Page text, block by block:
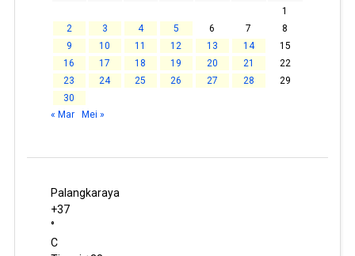
1
2
3 4 5 6 7
8
9
10 11 12 13 14
15
16
17 18 19 20 21
22
23
24 25 26 27 28
29
30
« Mar
Mei »
Palangkaraya
+37
°
C